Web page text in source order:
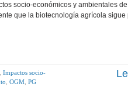
socio-económicos y ambientales
que la biotecnología agrícola
Impactos socio-
OGM PG